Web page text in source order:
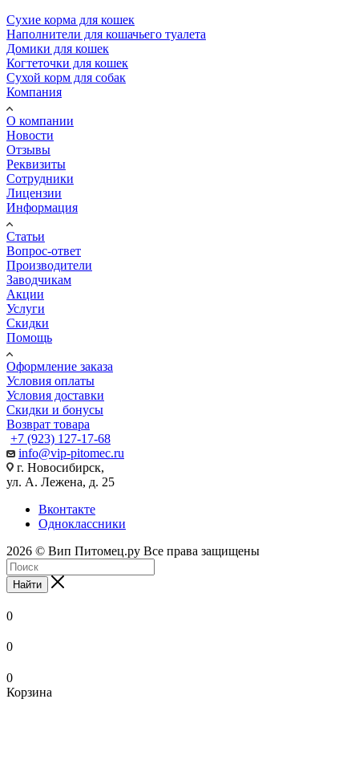
Сухие корма для кошек
Наполнители для кошачьего туалета
Домики для кошек
Когтеточки для кошек
Сухой корм для собак
Компания
О компании
Новости
Отзывы
Реквизиты
Сотрудники
Лицензии
Информация
Статьи
Вопрос-ответ
Производители
Заводчикам
Акции
Услуги
Скидки
Помощь
Оформление заказа
Условия оплаты
Условия доставки
Скидки и бонусы
Возврат товара
+7 (923) 127-17-68
info@vip-pitomec.ru
г. Новосибирск,
ул. А. Лежена, д. 25
Вконтакте
Одноклассники
2026 © Вип Питомец.ру Все права защищены
Найти
0
0
0
Корзина